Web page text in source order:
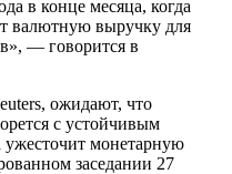
в конце месяца, когда
валютную выручку для
— говорится в
ожидают, что
с устойчивым
монетарную
заседании 27